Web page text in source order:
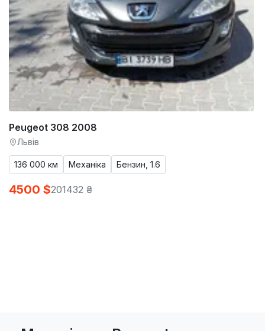
Peugeot 308 2008
Львів
136 000 км Механіка Бензин, 1.6
4500 $201432 ₴